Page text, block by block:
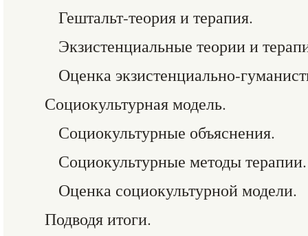
Гештальт-теория и терапия.
Экзистенциальные теории и
Оценка экзистенциально-
Социокультурная модель.
Социокультурные объяснения.
Социокультурные методы терапии.
Оценка социокультурной модели.
Подводя итоги.